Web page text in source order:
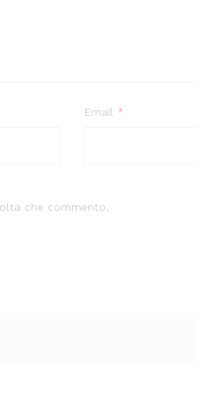
Email *
che commento.